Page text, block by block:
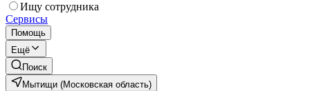
Ищу сотрудника
Сервисы
Помощь
Ещё
Поиск
Мытищи (Московская область)